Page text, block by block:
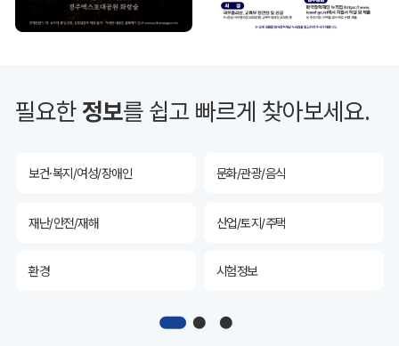
필요한정보를 쉽고 빠르게 찾아보세요.
투자유치 공공데이터&통계
산림 해양/수산
보건·복지/여성/장애인 문화/관광/음식
재난/안전/재해 산업/토지/주택
환경 시험정보
디지털아카이브